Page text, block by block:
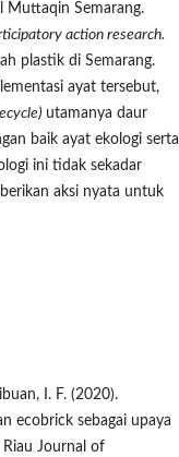
Muttaqin Semarang.
action research.
plastik di Semarang.
ayat tersebut,
utamanya daur
baik ayat ekologi serta
ini tidak sekadar
aksi nyata untuk
I. F. (2020).
ecobrick sebagai upaya
Riau Journal of